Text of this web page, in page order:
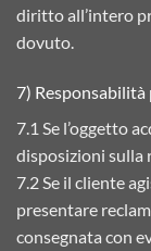
diritto all’intero
dovuto.
7) Responsabilità
7.1 Se l’oggetto
disposizioni sulla
7.2 Se il cliente
presentare
consegnata con